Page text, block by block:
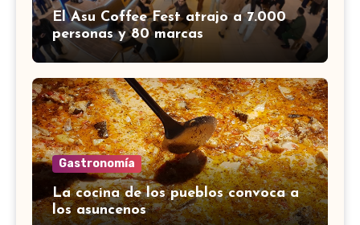
El Asu Coffee Fest atrajo a 7.000
personas y 80 marcas
Gastronomía
La cocina de los pueblos convoca a
los asuncenos